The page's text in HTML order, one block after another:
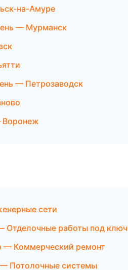
на-Амуре
— Мурманск
— Петрозаводск
Воронеж
сети
Отделочные работы под ключ
— Коммерческий ремонт
Потолочные системы